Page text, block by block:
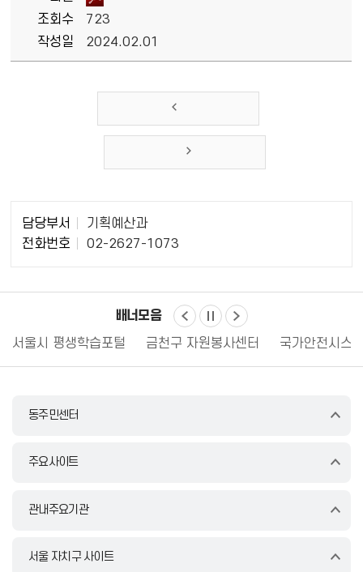
조회수
723
작성일
2024.02.01
당
자
보
담당부서
기획예산과
전화번호
02-2627-1073
배너모음
서울시 평생학습포털
금천구 자원봉사센터 국가안전시스
동주민센터
주요사이트
관내주요기관
서울 자치구 사이트